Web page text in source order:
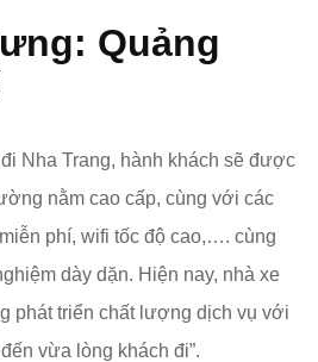
Quảng
đi Nha Trang, hành khách sẽ được
nằm cao cấp, cùng với các
phí, wifi tốc độ cao,…. cùng
dày dặn. Hiện nay, nhà xe
phát triển chất lượng dịch vụ với
vừa lòng khách đi”.